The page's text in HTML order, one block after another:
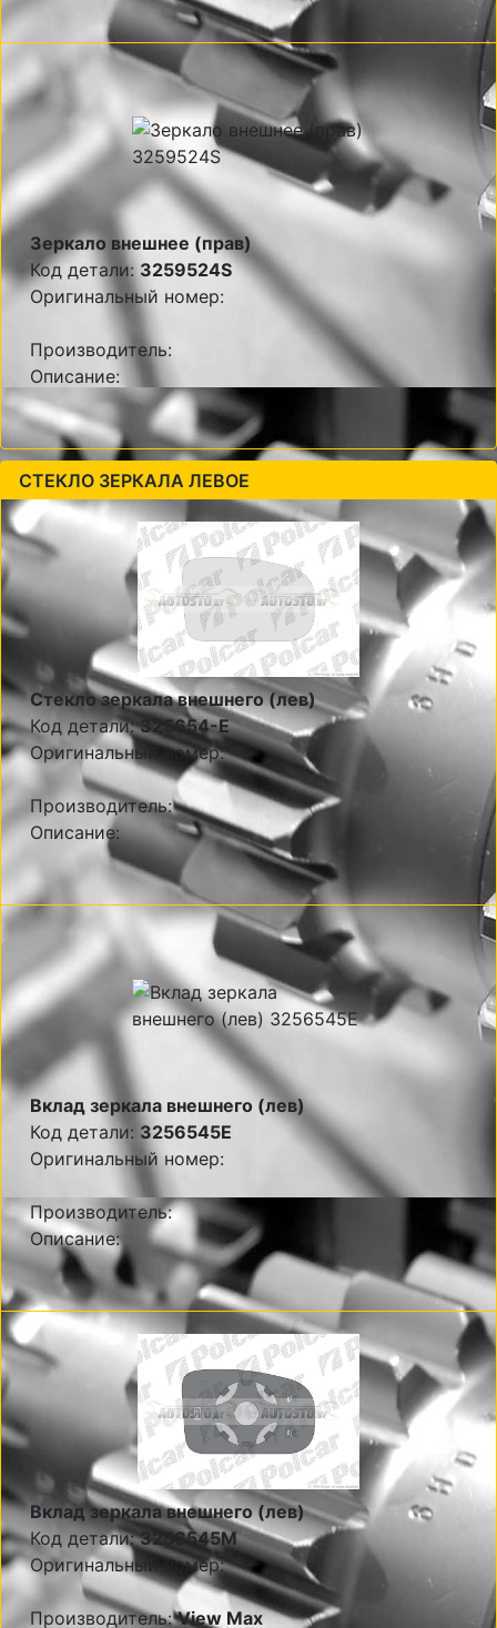
Зеркало внешнее (прав)
Код детали: 3259524S
Оригинальный номер:
Производитель:
Описание:
СТЕКЛО ЗЕРКАЛА ЛЕВОЕ
Стекло зеркала внешнего (лев)
Код детали:325654-E
Оригинальный номер:
Производитель:
Описание:
Вклад зеркала внешнего (лев)
Код детали: 3256545E
Оригинальный номер:
Производитель:
Описание:
Вклад зеркала внешнего (лев)
Код детали:3256545M
Оригинальный номер:
Производитель:View Max